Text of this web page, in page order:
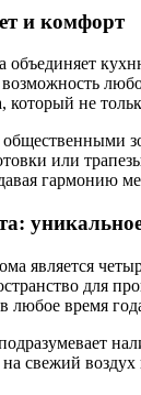
и комфорт
объединяет
не
или
гармонию
является
для
любое время
свежий